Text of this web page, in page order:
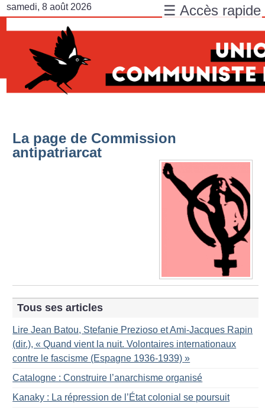
samedi, 8 août 2026
La page de Commission
antipatriarcat
Tous ses articles
Lire Jean Batou, Stefanie Prezioso et Ami-Jacques Rapin
(dir.), « Quand vient la nuit. Volontaires internationaux
contre le fascisme (Espagne 1936-1939) »
Catalogne : Construire l’anarchisme organisé
Kanaky : La répression de l’État colonial se poursuit
☰ Accès rapide